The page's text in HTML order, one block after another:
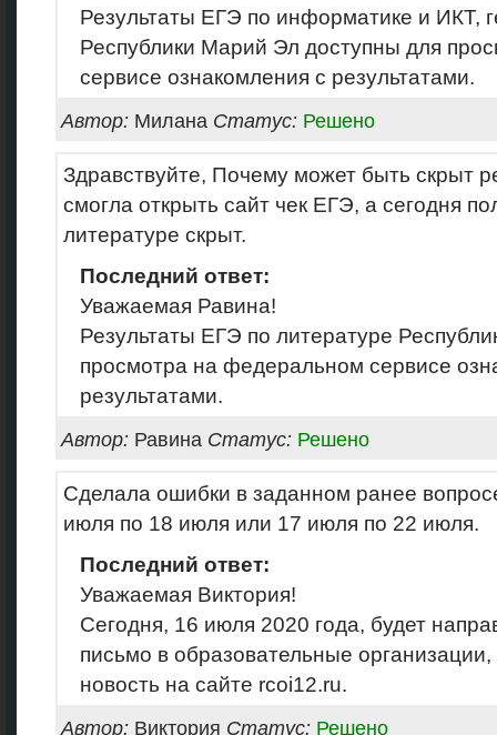
Результаты ЕГЭ по информатике и ИКТ,
Республики Марий Эл доступны для
сервисе ознакомления с результатами.
Автор: Милана Статус: Решено
Здравствуйте, Почему может быть скрыт
смогла открыть сайт чек ЕГЭ, а сегодня
литературе скрыт.
Последний ответ:
Уважаемая Равина!
Результаты ЕГЭ по литературе
просмотра на федеральном сервисе
результатами.
Автор: Равина Статус: Решено
Сделала ошибки в заданном ранее
июля по 18 июля или 17 июля по 22 июля.
Последний ответ:
Уважаемая Виктория!
Сегодня, 16 июля 2020 года, будет
письмо в образовательные
новость на сайте rcoi12.ru.
Автор: Виктория Статус: Решено